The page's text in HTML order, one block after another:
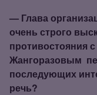
— Глава
очень строго
противостояния
Жангоразовым
последующих
речь?